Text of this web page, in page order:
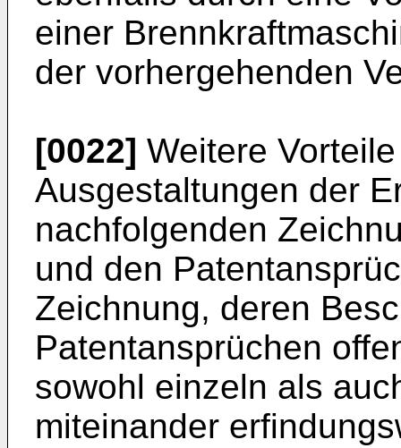
einer
der vorhergehenden
[0022] Weitere
Ausgestaltungen der
nachfolgenden
und den
Zeichnung, deren
Patentansprüchen
sowohl einzeln als
miteinander